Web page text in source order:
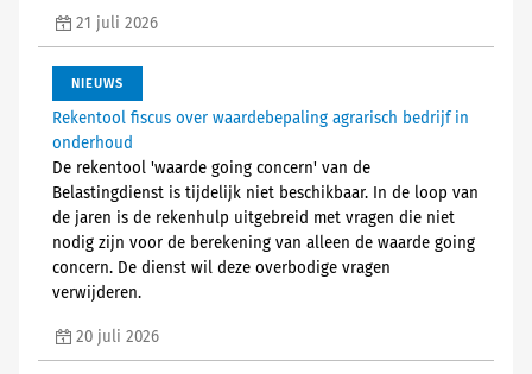
21 juli 2026
NIEUWS
Rekentool fiscus over waardebepaling agrarisch bedrijf in
onderhoud
De rekentool 'waarde going concern' van de
Belastingdienst is tijdelijk niet beschikbaar. In de loop van
de jaren is de rekenhulp uitgebreid met vragen die niet
nodig zijn voor de berekening van alleen de waarde going
concern. De dienst wil deze overbodige vragen
verwijderen.
20 juli 2026